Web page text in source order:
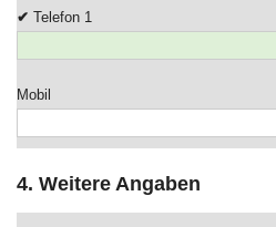
Telefon 1
Mobil
4. Weitere Angaben